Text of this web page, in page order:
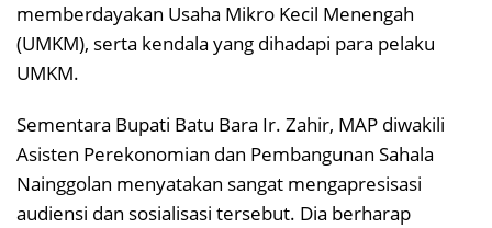
memberdayakan Usaha Mikro Kecil Menengah
(UMKM), serta kendala yang dihadapi para pelaku
UMKM.
Sementara Bupati Batu Bara Ir. Zahir, MAP diwakili
Asisten Perekonomian dan Pembangunan Sahala
Nainggolan menyatakan sangat mengapresisasi
audiensi dan sosialisasi tersebut. Dia berharap